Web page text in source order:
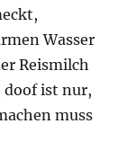
Wasser
Reismilch
doof ist nur,
muss